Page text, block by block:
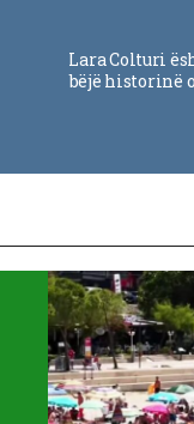
Lara Colturi
bëjë historinë